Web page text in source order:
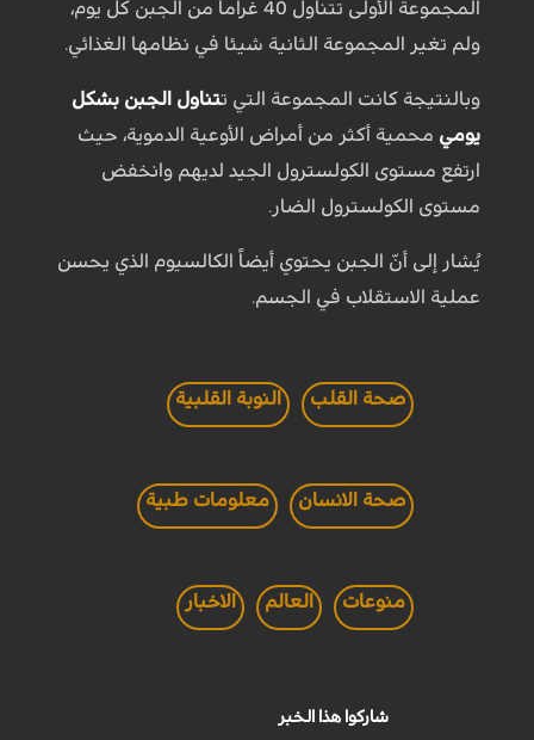
المجموعة الأولى تتناول 40 غراماً من الجبن كل يوم،
ولم تغير المجموعة الثانية شيئا في نظامها الغذائي.
وبالنتيجة كانت المجموعة التي تتناول الجبن بشكل
يومي محمية أكثر من أمراض الأوعية الدموية، حيث
ارتفع مستوى الكولسترول الجيد لديهم وانخفض
مستوى الكولسترول الضار.
يُشار إلى أنّ الجبن يحتوي أيضاً الكالسيوم الذي يحسن
عملية الاستقلاب في الجسم.
صحة القلب النوبة القلبية
صحة الانسان معلومات طبية
منوعات العالم الاخبار
شاركوا هذا الخبر